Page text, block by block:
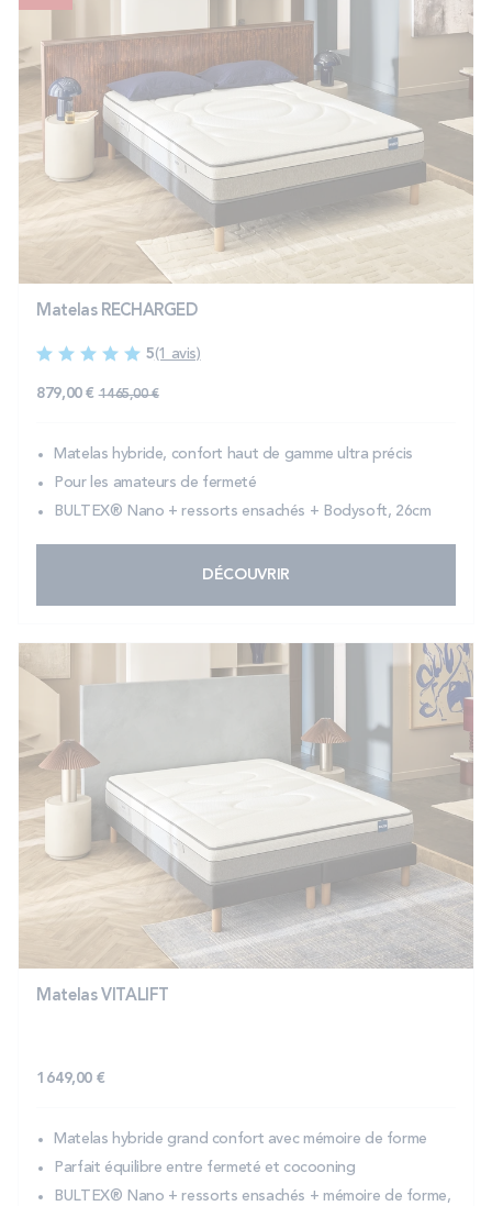
Matelas RECHARGED
5(1 avis)
879,00 € 1 465,00 €
Matelas hybride, confort haut de gamme ultra précis
Pour les amateurs de fermeté
BULTEX® Nano + ressorts ensachés + Bodysoft, 26cm
DÉCOUVRIR
Matelas VITALIFT
1 649,00 €
Matelas hybride grand confort avec mémoire de forme
Parfait équilibre entre fermeté et cocooning
BULTEX® Nano + ressorts ensachés + mémoire de forme,